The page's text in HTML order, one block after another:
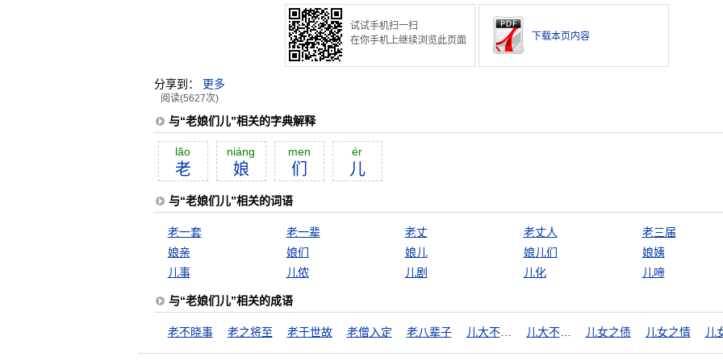
试试手机扫一扫
在你手机上继续浏览此页面
下载本页内容
分享到： 更多
阅读(5627次)
与“老娘们儿”相关的字典解释
lăo
老
niáng
娘
men
们
ér
儿
与“老娘们儿”相关的词语
老一套 老一辈 老丈 老丈人
老三届
娘亲
娘们 娘儿 娘儿们
娘姨
儿事
儿侬 儿剧 儿化 儿啼
与“老娘们儿”相关的成语
老不晓事 老之将至 老于世故 老僧入定 老八辈子 儿大不由娘 儿大不由爷 儿女之债 儿女之情 儿